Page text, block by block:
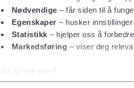
Nødvendige – får siden til å
Egenskaper – husker
Statistikk – hjelper oss å
Markedsføring – viser deg
Vil du vite mer?
Om informasjonskapsler